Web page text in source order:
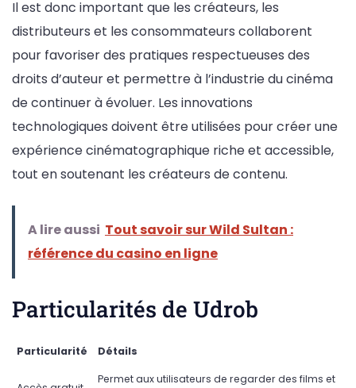
Il est donc important que les créateurs, les
distributeurs et les consommateurs collaborent
pour favoriser des pratiques respectueuses des
droits d’auteur et permettre à l’industrie du cinéma
de continuer à évoluer. Les innovations
technologiques doivent être utilisées pour créer une
expérience cinématographique riche et accessible,
tout en soutenant les créateurs de contenu.
A lire aussi Tout savoir sur Wild Sultan :
référence du casino en ligne
Particularités de Udrob
Particularité Détails
Permet aux utilisateurs de regarder des films et